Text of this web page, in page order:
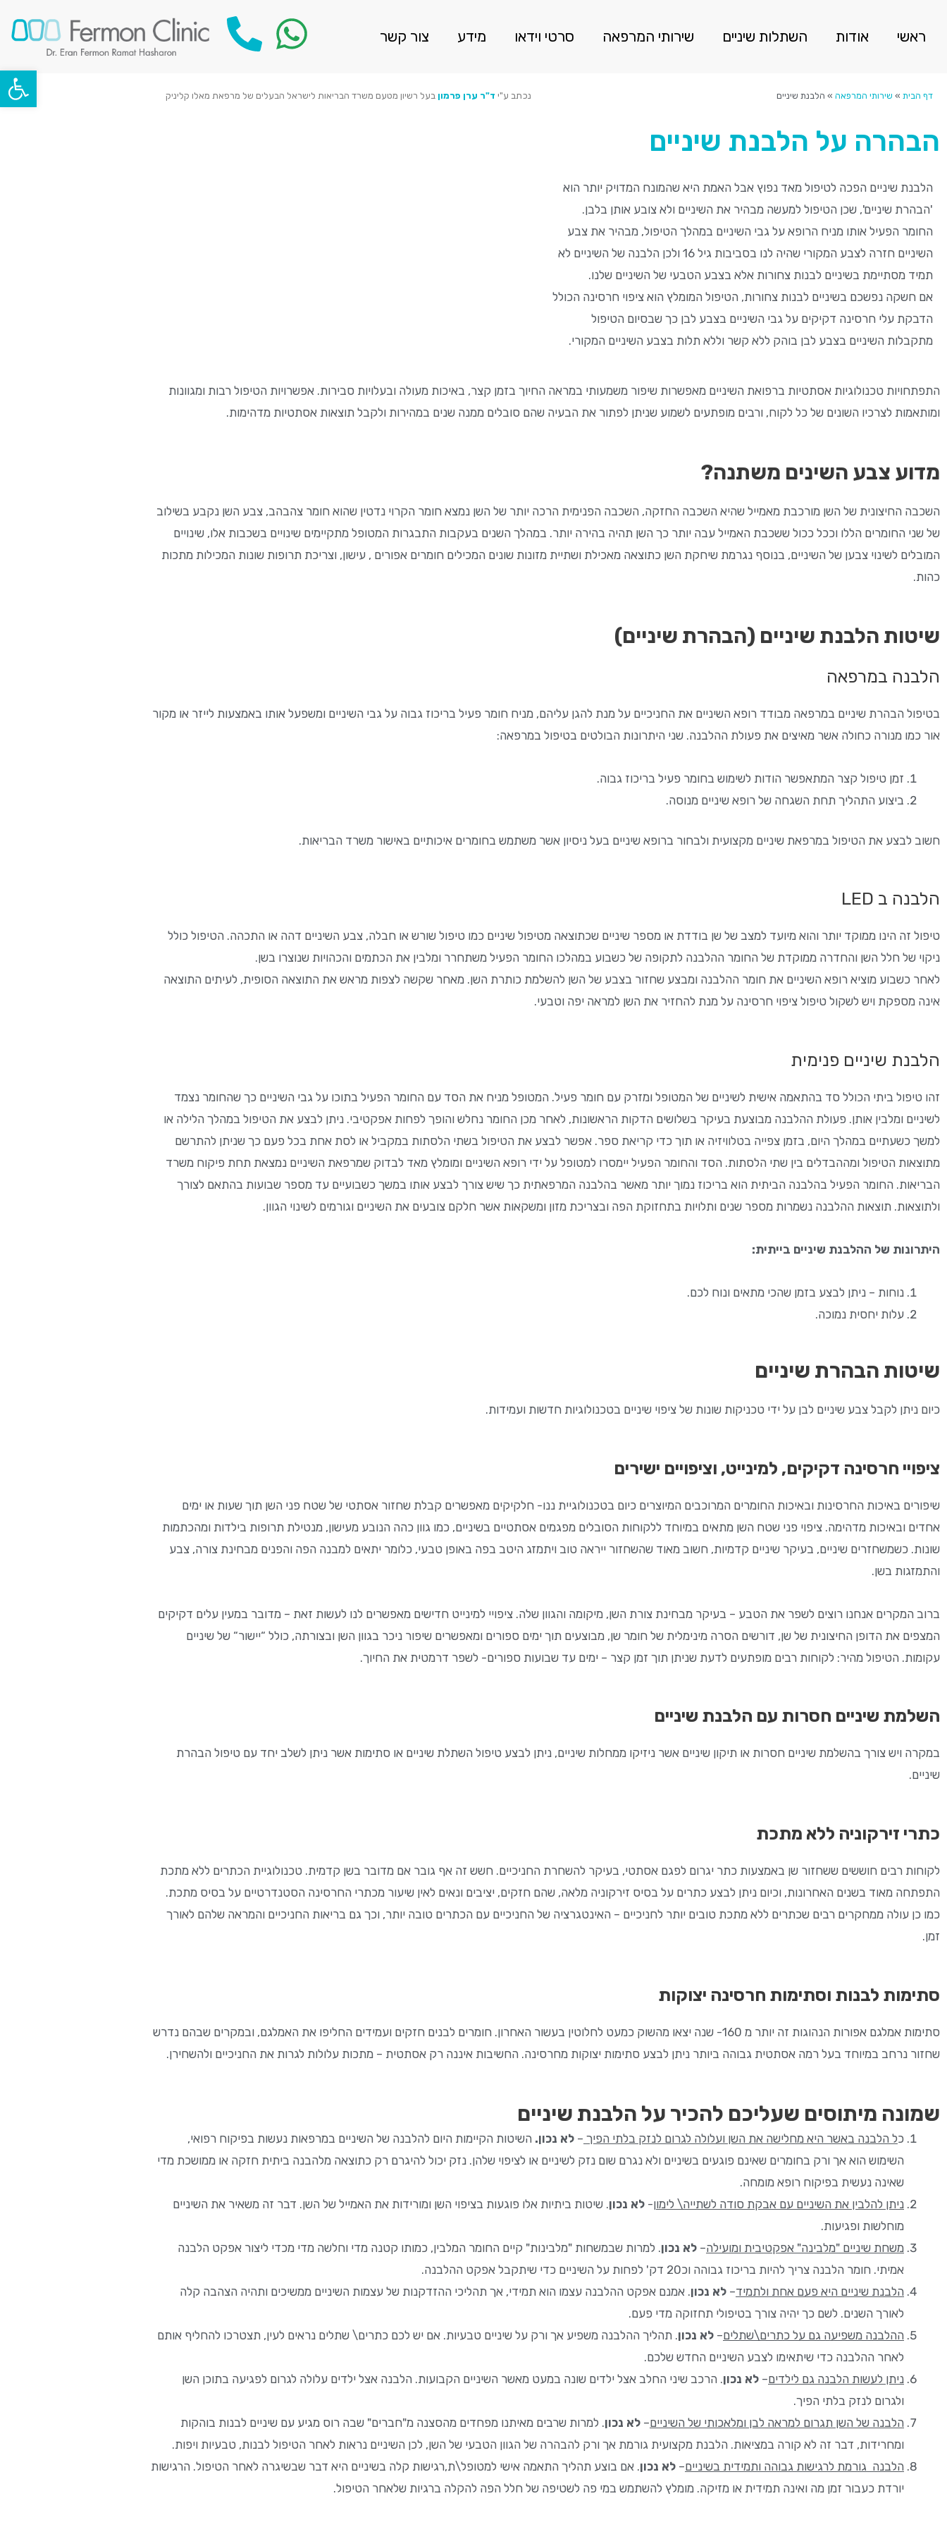
ראשי אודות השתלות שיניים שירותי המרפאה סרטי וידאו מידע צור קשר
דף הבית » שירותי המרפאה » הלבנת שיניים נכתב ע"י ד"ר ערן פרמון בעל רשיון מטעם משרד הבריאות לישראל הבעלים של מרפאת מאלו קליניק
הבהרה על הלבנת שיניים
הלבנת שיניים הפכה לטיפול מאד נפוץ אבל האמת היא שהמונח המדויק יותר הוא
'הבהרת שיניים', שכן הטיפול למעשה מבהיר את השיניים ולא צובע אותן בלבן.
החומר הפעיל אותו מניח הרופא על גבי השיניים במהלך הטיפול, מבהיר את צבע
השיניים חזרה לצבע המקורי שהיה לנו בסביבות גיל 16 ולכן הלבנה של השיניים לא
תמיד מסתיימת בשיניים לבנות צחורות אלא בצבע הטבעי של השיניים שלנו.
אם חשקה נפשכם בשיניים לבנות צחורות, הטיפול המומלץ הוא ציפוי חרסינה הכולל
הדבקת עלי חרסינה דקיקים על גבי השיניים בצבע לבן כך שבסיום הטיפול
מתקבלות השיניים בצבע לבן בוהק ללא קשר וללא תלות בצבע השיניים המקורי.
התפתחויות טכנולוגיות אסתטיות ברפואת השיניים מאפשרות שיפור משמעותי במראה החיוך בזמן קצר, באיכות מעולה ובעלויות סבירות. אפשרויות הטיפול רבות ומגוונות
ומותאמות לצרכיו השונים של כל לקוח, ורבים מופתעים לשמוע שניתן לפתור את הבעיה שהם סובלים ממנה שנים במהירות ולקבל תוצאות אסתטיות מדהימות.
מדוע צבע השינים משתנה?
השכבה החיצונית של השן מורכבת מאמייל שהיא השכבה החזקה, השכבה הפנימית הרכה יותר של השן נמצא חומר הקרוי נדטין שהוא חומר צהבהב, צבע השן נקבע בשילוב
של שני החומרים הללו וככל ככול ששכבת האמייל עבה יותר כך השן תהיה בהירה יותר. במהלך השנים בעקבות התבגרות המטופל מתקיימים שינויים בשכבות אלו, שינויים
המובלים לשינוי צבען של השיניים, בנוסף נגרמת שיחקת השן כתוצאה מאכילת ושתיית מזונות שונים המכילים חומרים אפורים , עישון, וצריכת תרופות שונות המכילות מתכות
כהות.
שיטות הלבנת שיניים (הבהרת שיניים)
הלבנה במרפאה
בטיפול הבהרת שיניים במרפאה מבודד רופא השיניים את החניכיים על מנת להגן עליהם, מניח חומר פעיל בריכוז גבוה על גבי השיניים ומשפעל אותו באמצעות לייזר או מקור
אור כמו מנורה כחולה אשר מאיצים את פעולת ההלבנה. שני היתרונות הבולטים בטיפול במרפאה:
זמן טיפול קצר המתאפשר הודות לשימוש בחומר פעיל בריכוז גבוה.
ביצוע התהליך תחת השגחה של רופא שיניים מנוסה.
חשוב לבצע את הטיפול במרפאת שיניים מקצועית ולבחור ברופא שיניים בעל ניסיון אשר משתמש בחומרים איכותיים באישור משרד הבריאות.
הלבנה ב LED
טיפול זה הינו ממוקד יותר והוא מיועד למצב של שן בודדת או מספר שיניים שכתוצאה מטיפול שיניים כמו טיפול שורש או חבלה, צבע השיניים דהה או התכהה. הטיפול כולל
ניקוי של חלל השן והחדרה ממוקדת של החומר ההלבנה לתקופה של כשבוע במהלכו החומר הפעיל משתחרר ומלבין את הכתמים והכהויות שנוצרו בשן.
לאחר כשבוע מוציא רופא השיניים את חומר ההלבנה ומבצע שחזור בצבע של השן להשלמת כותרת השן. מאחר שקשה לצפות מראש את התוצאה הסופית, לעיתים התוצאה
אינה מספקת ויש לשקול טיפול ציפוי חרסינה על מנת להחזיר את השן למראה יפה וטבעי.
הלבנת שיניים פנימית
זהו טיפול ביתי הכולל סד בהתאמה אישית לשיניים של המטופל ומזרק עם חומר פעיל. המטופל מניח את הסד עם החומר הפעיל בתוכו על גבי השיניים כך שהחומר נצמד
לשיניים ומלבין אותן. פעולת ההלבנה מבוצעת בעיקר בשלושים הדקות הראשונות, לאחר מכן החומר נחלש והופך לפחות אפקטיבי. ניתן לבצע את הטיפול במהלך הלילה או
למשך כשעתיים במהלך היום, בזמן צפייה בטלוויזיה או תוך כדי קריאת ספר. אפשר לבצע את הטיפול בשתי הלסתות במקביל או לסת אחת בכל פעם כך שניתן להתרשם
מתוצאות הטיפול ומההבדלים בין שתי הלסתות. הסד והחומר הפעיל יימסרו למטופל על ידי רופא השיניים ומומלץ מאד לבדוק שמרפאת השיניים נמצאת תחת פיקוח משרד
הבריאות. החומר הפעיל בהלבנה הביתית הוא בריכוז נמוך יותר מאשר בהלבנה המרפאתית כך שיש צורך לבצע אותו במשך כשבועיים עד מספר שבועות בהתאם לצורך
ולתוצאות. תוצאות ההלבנה נשמרות מספר שנים ותלויות בתחזוקת הפה ובצריכת מזון ומשקאות אשר חלקם צובעים את השיניים וגורמים לשינוי הגוון.
היתרונות של ההלבנת שיניים בייתית:
נוחות – ניתן לבצע בזמן שהכי מתאים ונוח לכם.
עלות יחסית נמוכה.
שיטות הבהרת שיניים
כיום ניתן לקבל צבע שיניים לבן על ידי טכניקות שונות של ציפוי שיניים בטכנולוגיות חדשות ועמידות.
ציפויי חרסינה דקיקים, למינייט, וציפויים ישירים
שיפורים באיכות החרסינות ובאיכות החומרים המרוכבים המיוצרים כיום בטכנולוגיית ננו- חלקיקים מאפשרים קבלת שחזור אסתטי של שטח פני השן תוך שעות או ימים
אחדים ובאיכות מדהימה. ציפוי פני שטח השן מתאים במיוחד ללקוחות הסובלים מפגמים אסתטיים בשיניים, כמו גוון כהה הנובע מעישון, מנטילת תרופות בילדות ומהכתמות
שונות. כשמשחזרים שיניים, בעיקר שיניים קדמיות, חשוב מאוד שהשחזור ייראה טוב ויתמזג היטב בפה באופן טבעי, כלומר יתאים למבנה הפה והפנים מבחינת צורה, צבע
והתמזגות בשן.
ברוב המקרים אנחנו רוצים לשפר את הטבע – בעיקר מבחינת צורת השן, מיקומה והגוון שלה. ציפויי למינייט חדישים מאפשרים לנו לעשות זאת – מדובר במעין עלים דקיקים
המצפים את הדופן החיצונית של שן, דורשים הסרה מינימלית של חומר שן, מבוצעים תוך ימים ספורים ומאפשרים שיפור ניכר בגוון השן ובצורתה, כולל “יישור“ של שיניים
עקומות. הטיפול מהיר: לקוחות רבים מופתעים לדעת שניתן תוך זמן קצר – ימים עד שבועות ספורים- לשפר דרמטית את החיוך.
השלמת שיניים חסרות עם הלבנת שיניים
במקרה ויש צורך בהשלמת שיניים חסרות או תיקון שיניים אשר ניזיקו ממחלות שיניים, ניתן לבצע טיפול השתלת שיניים או סתימות אשר ניתן לשלב יחד עם טיפול הבהרת
שיניים.
כתרי זירקוניה ללא מתכת
לקוחות רבים חוששים ששחזור שן באמצעות כתר יגרום לפגם אסתטי, בעיקר להשחרת החניכיים. חשש זה אף גובר אם מדובר בשן קדמית. טכנולוגיית הכתרים ללא מתכת
התפתחה מאוד בשנים האחרונות, וכיום ניתן לבצע כתרים על בסיס זירקוניה מלאה, שהם חזקים, יציבים ונאים לאין שיעור מכתרי החרסינה הסטנדרטיים על בסיס מתכת.
כמו כן עולה ממחקרים רבים שכתרים ללא מתכת טובים יותר לחניכיים – האינטגרציה של החניכיים עם הכתרים טובה יותר, וכך גם בריאות החניכיים והמראה שלהם לאורך
זמן.
סתימות לבנות וסתימות חרסינה יצוקות
סתימות אמלגם אפורות הנהוגות זה יותר מ 160- שנה יצאו מהשוק כמעט לחלוטין בעשור האחרון. חומרים לבנים חזקים ועמידים החליפו את האמלגם, ובמקרים שבהם נדרש
שחזור נרחב במיוחד בעל רמה אסתטית גבוהה ביותר ניתן לבצע סתימות יצוקות מחרסינה. החשיבות איננה רק אסתטית – מתכות עלולות לגרות את החניכיים ולהשחירן.
שמונה מיתוסים שעליכם להכיר על הלבנת שיניים
כל הלבנה באשר היא מחלישה את השן ועלולה לגרום לנזק בלתי הפיך – לא נכון. השיטות הקיימות היום להלבנה של השיניים במרפאות נעשות בפיקוח רפואי,
השימוש הוא אך ורק בחומרים שאינם פוגעים בשיניים ולא נגרם שום נזק לשיניים או לציפוי שלהן. נזק יכול להיגרם רק כתוצאה מלהבנה ביתית חזקה או ממושכת מדי
שאינה נעשית בפיקוח רופא מומחה.
ניתן להלבין את השיניים עם אבקת סודה לשתייה\ לימון- לא נכון. שיטות ביתיות אלו פוגעות בציפוי השן ומורידות את האמייל של השן. דבר זה משאיר את השיניים
מוחלשות ופגיעות.
משחת שיניים "מלבינה" אפקטיבית ומועילה– לא נכון. למרות שבמשחות "מלבינות" קיים החומר המלבין, כמותו קטנה מדי וחלשה מדי מכדי ליצור אפקט הלבנה
אמיתי. חומר הלבנה צריך להיות בריכוז גבוהה וכ20 דק' לפחות על השיניים כדי שיתקבל אפקט ההלבנה.
הלבנת שיניים היא פעם אחת ולתמיד– לא נכון. אמנם אפקט ההלבנה עצמו הוא תמידי, אך תהליכי ההזדקנות של עצמות השיניים ממשיכים ותהיה הצהבה קלה
לאורך השנים. לשם כך יהיה צורך בטיפולי תחזוקה מדי פעם.
ההלבנה משפיעה גם על כתרים\שתלים– לא נכון. תהליך ההלבנה משפיע אך ורק על שיניים טבעיות. אם יש לכם כתרים\ שתלים נראים לעין, תצטרכו להחליף אותם
לאחר ההלבנה כדי שיתאימו לצבע השיניים החדש שלכם.
ניתן לעשות הלבנה גם לילדים– לא נכון. הרכב שיני החלב אצל ילדים שונה במעט מאשר השיניים הקבועות. הלבנה אצל ילדים עלולה לגרום לפגיעה בתוכן השן
ולגרום לנזק בלתי הפיך.
הלבנה של השן תגרום למראה לבן ומלאכותי של השיניים– לא נכון. למרות שרבים מאיתנו מפחדים מהסצנה מ"חברים" שבה רוס מגיע עם שיניים לבנות בוהקות
ומחרידות, דבר זה לא קורה במציאות. הלבנת מקצועית גורמת אך ורק להבהרה של הגוון הטבעי של השן, לכן השיניים נראות לאחר הטיפול לבנות, טבעיות ויפות.
הלבנה גורמת לרגישות גבוהה ותמידית בשיניים– לא נכון. אם בוצע תהליך התאמה אישי למטופל\ת,רגישות קלה בשיניים היא דבר שבשיגרה לאחר הטיפול. הרגישות
יורדת כעבור זמן מה ואינה תמידית או מזיקה. מומלץ להשתמש במי פה לשטיפה של חלל הפה להקלה ברגיות שלאחר הטיפול.
פתח